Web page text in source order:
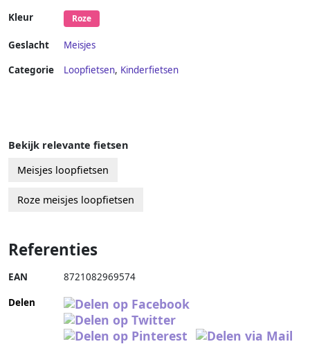
Kleur Roze
Geslacht
Meisjes
Categorie
Loopfietsen, Kinderfietsen
Bekijk relevante fietsen
Meisjes loopfietsen
Roze meisjes loopfietsen
Referenties
EAN 8721082969574
Delen